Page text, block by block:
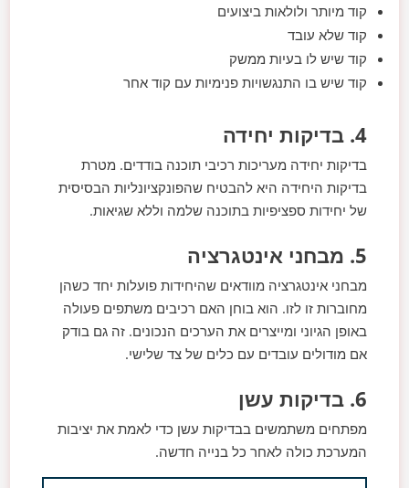
קוד מיותר ולולאות ביצועים
קוד שלא עובד
קוד שיש לו בעיות ממשק
קוד שיש בו התנגשויות פנימיות עם קוד אחר
4. בדיקות יחידה
בדיקות יחידה מעריכות רכיבי תוכנה בודדים. מטרת
בדיקות היחידה היא להבטיח שהפונקציונליות הבסיסית
של יחידות ספציפיות בתוכנה שלמה וללא שגיאות.
5. מבחני אינטגרציה
מבחני אינטגרציה מוודאים שהיחידות פועלות יחד כשהן
מחוברות זו לזו. הוא בוחן האם רכיבים משתפים פעולה
באופן הגיוני ומייצרים את הערכים הנכונים. זה גם בודק
אם מודולים עובדים עם כלים של צד שלישי.
6. בדיקות עשן
מפתחים משתמשים בבדיקות עשן כדי לאמת את יציבות
המערכת כולה לאחר כל בנייה חדשה.